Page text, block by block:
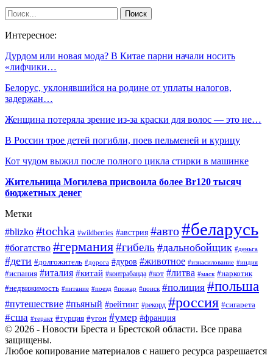
Интересное:
Дурдом или новая мода? В Китае парни начали носить
«лифчики…
Белорус, уклонявшийся на родине от уплаты налогов,
задержан…
Женщина потеряла зрение из-за краски для волос — это не…
В России трое детей погибли, поев пельменей и курицу
Кот чудом выжил после полного цикла стирки в машинке
Жительница Могилева присвоила более Br120 тысяч
бюджетных денег
Метки
#blizko #tochka #wildberries #австрия #авто#беларусь
#богатство #германия#гибель #дальнобойщик #деньга
#дети #долгожитель #дорога #дуров #животное #изнасилование #индия
#испания #италия #китай #контрабанда #кот #литва #маск #наркотик
#недвижимость #питание #поезд #пожар #поиск #полиция #польша
#путешествие #пьяный #рейтинг #рекорд #россия #сигарета
#сша #теракт #турция #угон #умер #франция
© 2026 - Новости Бреста и Брестской области. Все права
защищены.
Любое копирование материалов с нашего ресурса разрешается